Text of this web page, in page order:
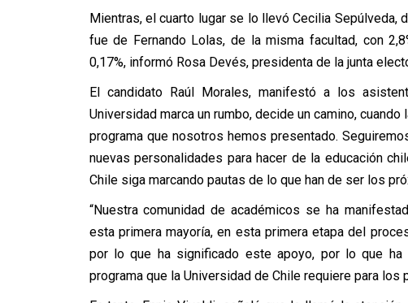
Mientras, el cuarto lugar se lo llevó Cecilia Sepúlveda,
fue de Fernando Lolas, de la misma facultad, con
0,17%, informó Rosa Devés, presidenta de la junta
El candidato Raúl Morales, manifestó a los
Universidad marca un rumbo, decide un camino,
programa que nosotros hemos presentado.
nuevas personalidades para hacer de la educación
Chile siga marcando pautas de lo que han de ser los
“Nuestra comunidad de académicos se ha
esta primera mayoría, en esta primera etapa del
por lo que ha significado este apoyo, por lo que ha
programa que la Universidad de Chile requiere para los